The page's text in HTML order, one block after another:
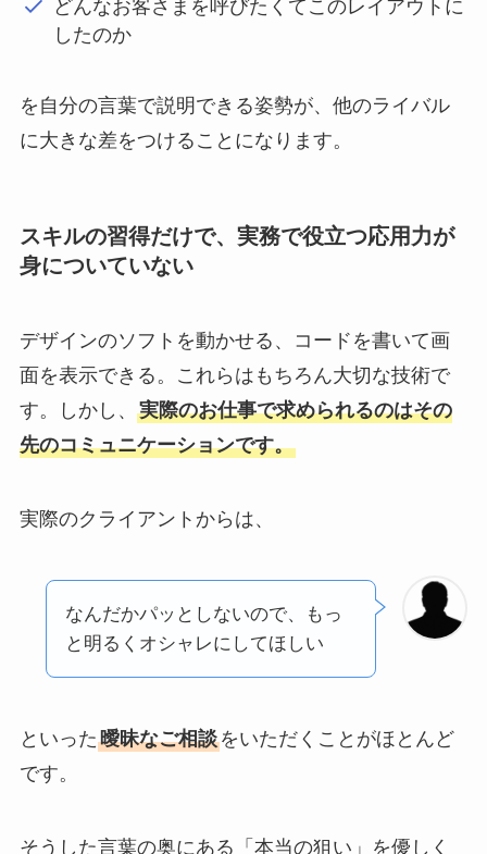
どんなお客さまを呼びたくてこのレイアウトに
したのか
を自分の言葉で説明できる姿勢が、他のライバル
に大きな差をつけることになります。
スキルの習得だけで、実務で役立つ応用力が
身についていない
デザインのソフトを動かせる、コードを書いて画
面を表示できる。これらはもちろん大切な技術で
す。しかし、 実際のお仕事で求められるのはその
先のコミュニケーションです。
実際のクライアントからは、
なんだかパッとしないので、もっ
と明るくオシャレにしてほしい
といった曖昧なご相談をいただくことがほとんど
です。
そうした言葉の奥にある「本当の狙い」を優しく